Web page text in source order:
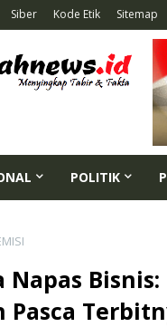
Siber Kode Etik Sitemap
POLITIK
Napas